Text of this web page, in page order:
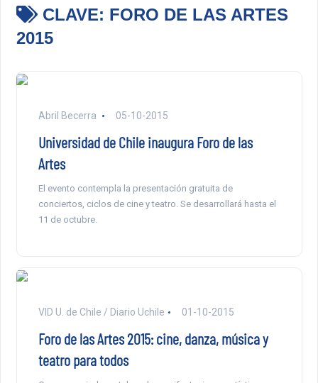
CLAVE: FORO DE LAS ARTES
2015
Abril Becerra 05-10-2015
Universidad de Chile inaugura Foro de las
Artes
El evento contempla la presentación gratuita de
conciertos, ciclos de cine y teatro. Se desarrollará hasta el
11 de octubre.
VID U. de Chile / Diario Uchile 01-10-2015
Foro de las Artes 2015: cine, danza, música y
teatro para todos